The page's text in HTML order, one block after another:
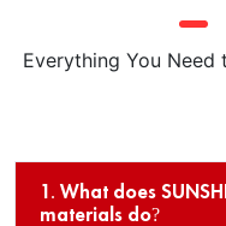
Everything You Need
1. What does
materials do?